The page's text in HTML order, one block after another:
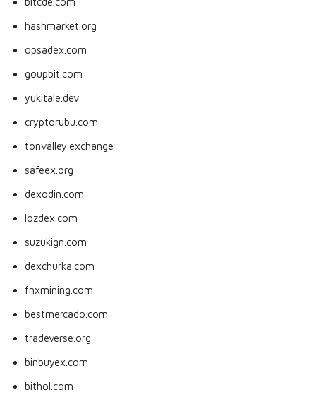
hashmarket.org
opsadex.com
goupbit.com
yukitale.dev
cryptorubu.com
tonvalley.exchange
safeex.org
dexodin.com
lozdex.com
suzukign.com
dexchurka.com
fnxmining.com
bestmercado.com
tradeverse.org
binbuyex.com
bithol.com